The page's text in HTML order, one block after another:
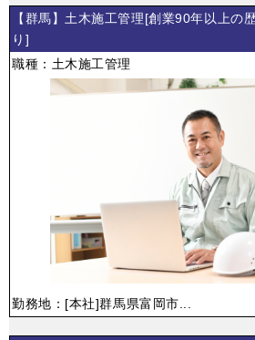
【群馬】土木施工管理[創業90年以上の
り]
職種：土木施工管理
勤務地：[本社]群馬県富岡市...